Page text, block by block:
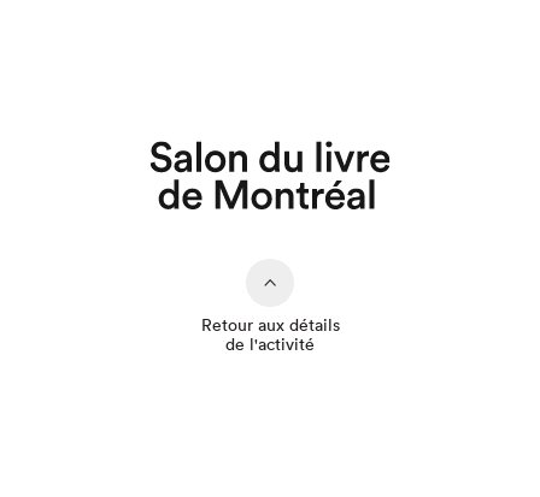
Retour aux détails
de l'activité